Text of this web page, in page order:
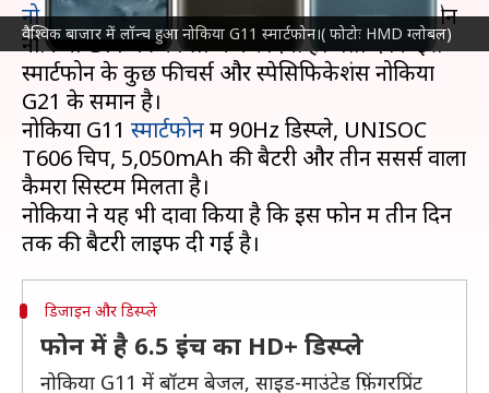
वैश्विक बाजार में लॉन्च हुआ नोकिया G11 स्मार्टफोन।( फोटोः HMD ग्लोबल)
नोकियाने वैश्विक बाजार में अपने लेटेस्ट बजट स्मार्टफोन
नोकिया G11 की को लॉन्च कर दिया है। बता दें कि इस
स्मार्टफोन के कुछ फीचर्स और स्पेसिफिकेशंस नोकिया
G21 के समान है।
नोकिया G11 स्मार्टफोनमें 90Hz डिस्प्ले, UNISOC
T606 चिप, 5,050mAh की बैटरी और तीन सेंसर्स वाला
कैमरा सिस्टम मिलता है।
नोकिया ने यह भी दावा किया है कि इस फोन में तीन दिन
डिजाइन और डिस्प्ले
फोन में है 6.5 इंच का HD+ डिस्प्ले
नोकिया G11 में बॉटम बेजल, साइड-माउंटेड फ़िंगरप्रिंट